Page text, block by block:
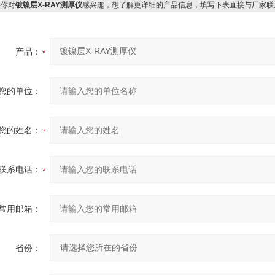
对镀镍层X-RAY测厚仪感兴趣，想了解更详细的产品信息，填写下表直接与厂家
产品：
的单位：
的姓名：
系电话：
用邮箱：
省份：